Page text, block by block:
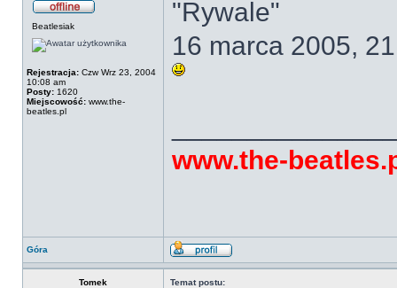
Beatlesiak
Rejestracja: Czw Wrz 23, 2004
10:08 am
Posty: 1620
Miejscowość: www.the-
beatles.pl
"Rywale"
16 marca 2005,
www.the-
Góra
Tomek Temat postu: